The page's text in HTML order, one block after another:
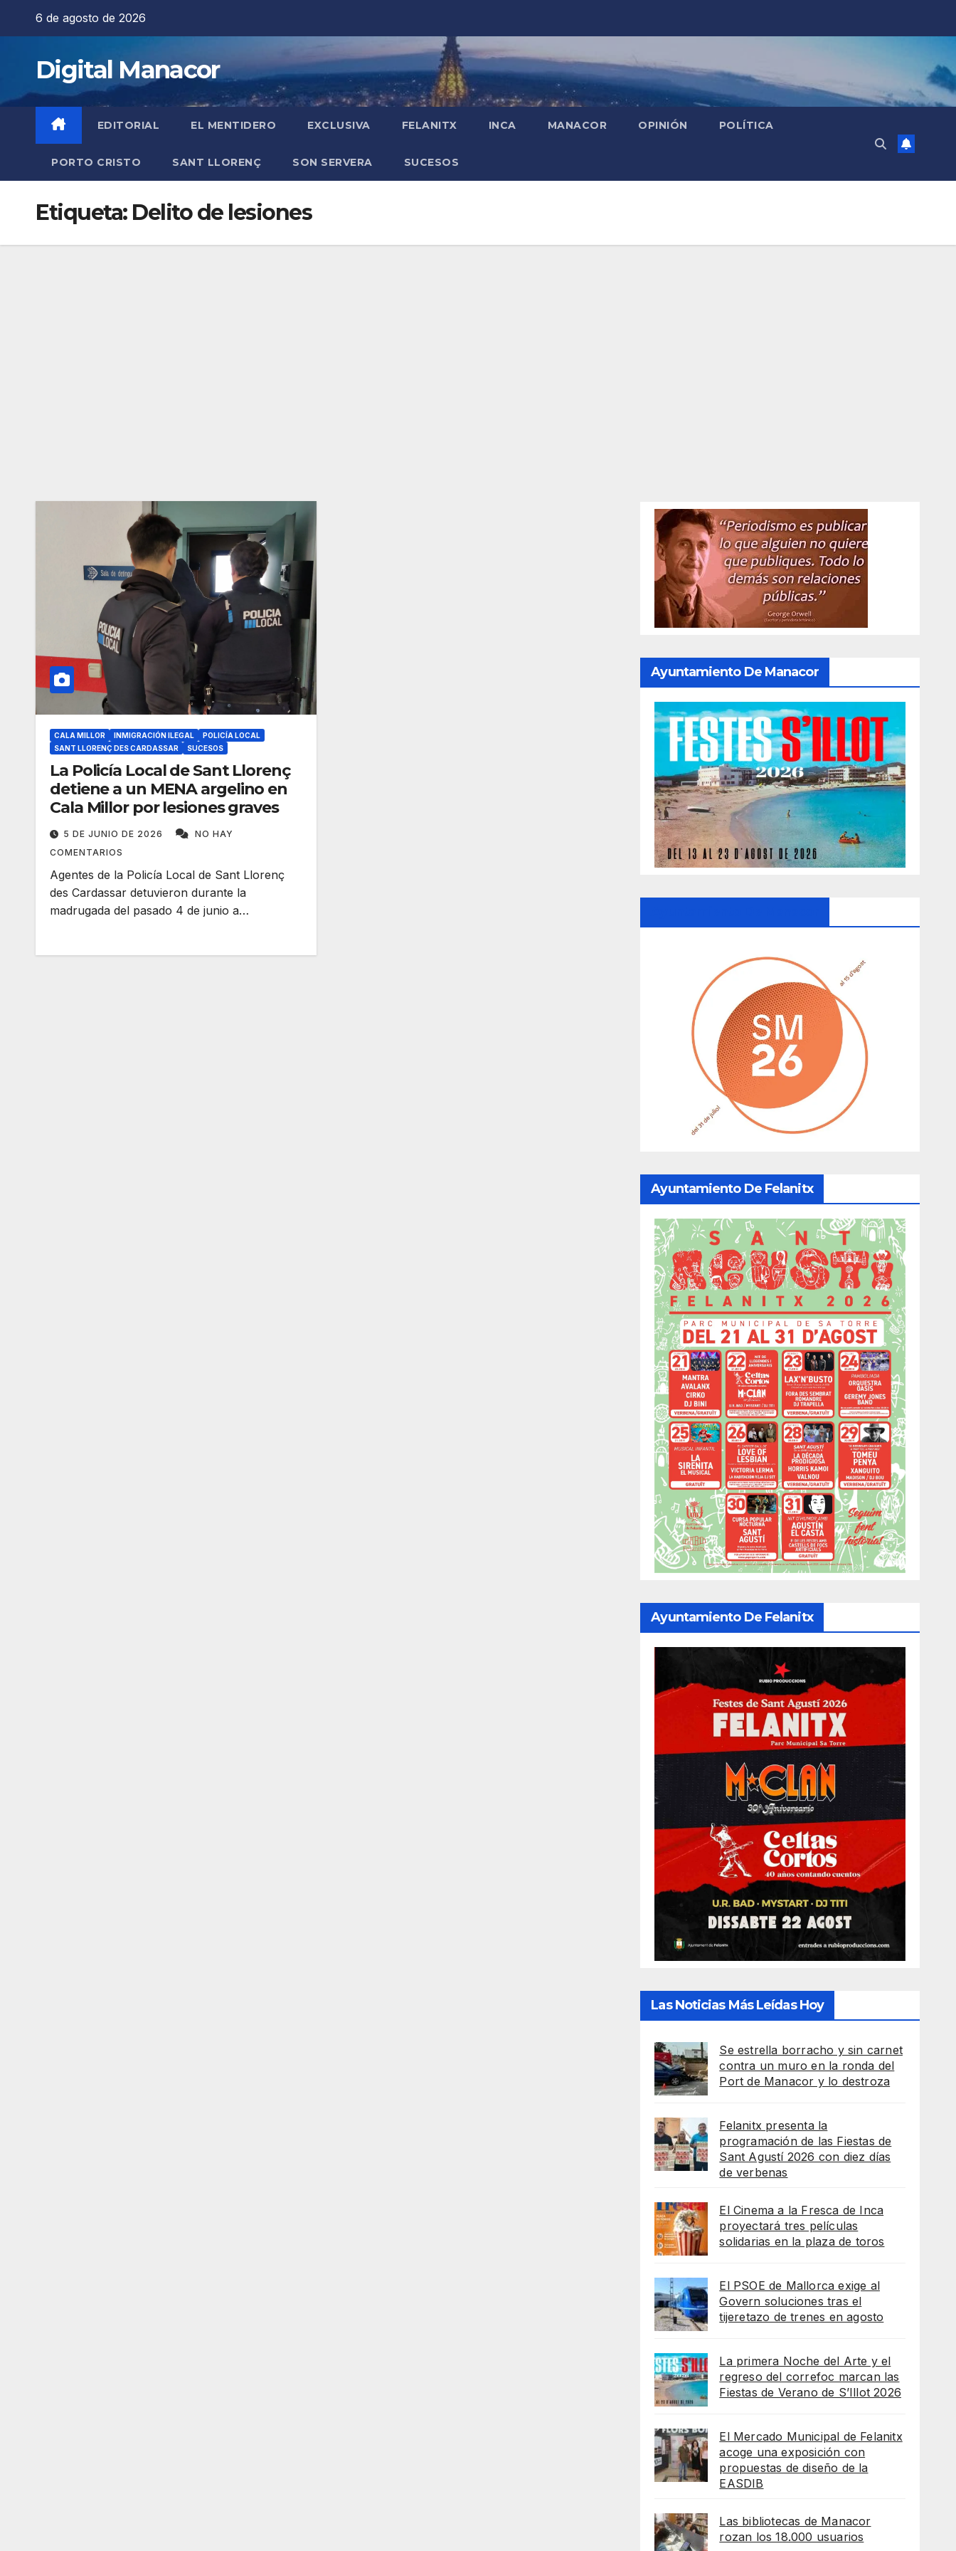
6 de agosto de 2026
Digital Manacor
EDITORIAL EL MENTIDERO EXCLUSIVA FELANITX INCA MANACOR OPINIÓN POLÍTICA
PORTO CRISTO SANT LLORENÇ SON SERVERA SUCESOS
Etiqueta: Delito de lesiones
CALA MILLOR INMIGRACIÓN ILEGAL
POLICÍA LOCAL
SANT LLORENÇ DES CARDASSAR
SUCESOS
La Policía Local de Sant Llorenç
detiene a un MENA argelino en
Cala Millor por lesiones graves
5 DE JUNIO DE 2026
NO HAY
COMENTARIOS
Agentes de la Policía Local de Sant Llorenç
des Cardassar detuvieron durante la
madrugada del pasado 4 de junio a…
Ayuntamiento De Manacor
Ayuntamiento De Felanitx
Ayuntamiento De Felanitx
Las Noticias Más Leídas Hoy
Se estrella borracho y sin carnet
contra un muro en la ronda del
Port de Manacor y lo destroza
Felanitx presenta la
programación de las Fiestas de
Sant Agustí 2026 con diez días
de verbenas
El Cinema a la Fresca de Inca
proyectará tres películas
solidarias en la plaza de toros
El PSOE de Mallorca exige al
Govern soluciones tras el
tijeretazo de trenes en agosto
La primera Noche del Arte y el
regreso del correfoc marcan las
Fiestas de Verano de S’Illot 2026
El Mercado Municipal de Felanitx
acoge una exposición con
propuestas de diseño de la
EASDIB
Las bibliotecas de Manacor
rozan los 18.000 usuarios